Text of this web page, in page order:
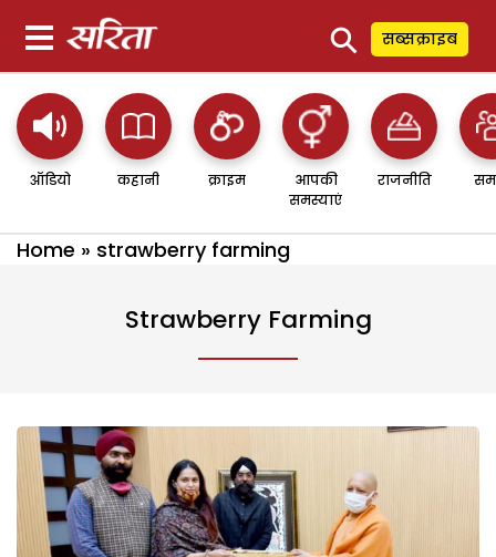
⚲ सब्सक्राइब
ऑडियो कहानी क्राइम
आपकी
समस्याएं
राजनीति
Home » strawberry farming
Strawberry Farming